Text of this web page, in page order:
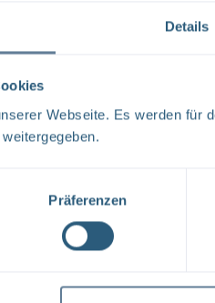
Details
Webseite. Es werden für
Präferenzen
FORSCHUNG UND
liebe Leser, mit der
Aufgabenspek- ...
Dateityp: PDF |